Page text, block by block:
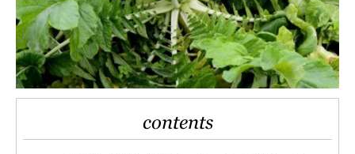
contents